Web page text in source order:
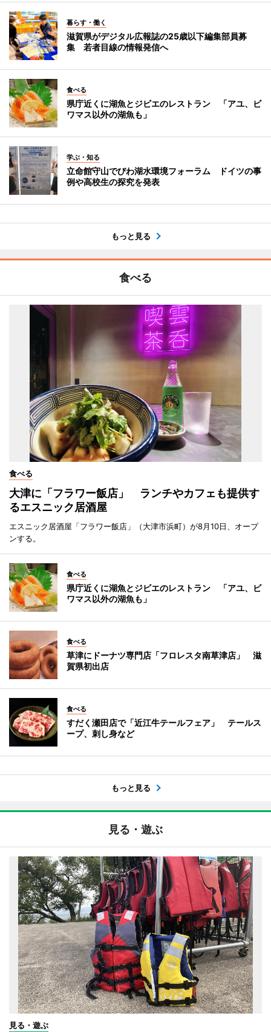
暮らす・働く
滋賀県がデジタル広報誌の25歳以下編集部員募
集 若者目線の情報発信へ
食べる
県庁近くに湖魚とジビエのレストラン 「アユ、ビ
ワマス以外の湖魚も」
学ぶ・知る
立命館守山でびわ湖水環境フォーラム ドイツの事
例や高校生の探究を発表
もっと見る
食べる
食べる
大津に「フラワー飯店」 ランチやカフェも提供す
るエスニック居酒屋
エスニック居酒屋「フラワー飯店」（大津市浜町）が8月10日、オープ
ンする。
食べる
県庁近くに湖魚とジビエのレストラン 「アユ、ビ
ワマス以外の湖魚も」
食べる
草津にドーナツ専門店「フロレスタ南草津店」 滋
賀県初出店
食べる
すだく瀬田店で「近江牛テールフェア」 テールス
ープ、刺し身など
もっと見る
見る・遊ぶ
見る・遊ぶ